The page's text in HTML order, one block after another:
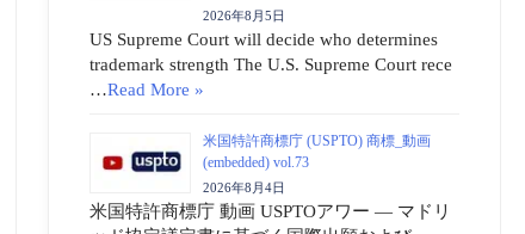
2026年8月5日
US Supreme Court will decide who determines
trademark strength The U.S. Supreme Court rece
…Read More »
米国特許商標庁 (USPTO) 商標_動画
(embedded) vol.73
2026年8月4日
米国特許商標庁 動画 USPTOアワー ― マドリ